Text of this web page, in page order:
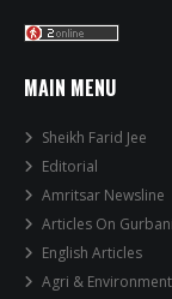
MAIN MENU
Sheikh Farid Jee
Editorial
Amritsar Newsline
Articles On Gurbani
English Articles
Agri & Environment